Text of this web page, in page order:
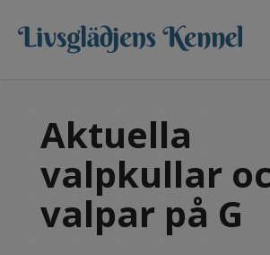
Aktuella
valpkullar
valpar på G